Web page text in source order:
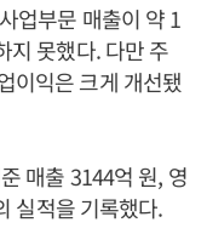
업부문 매출이 약 1
지 못했다. 다만 주
이익은 크게 개선됐
매출 3144억 원, 영
실적을 기록했다.